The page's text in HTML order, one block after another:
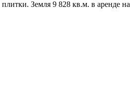
Земля 9 828 кв.м. в аренде